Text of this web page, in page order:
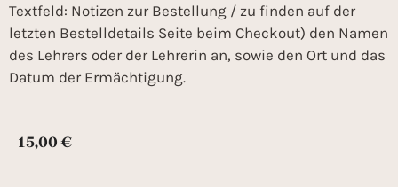
Textfeld: Notizen zur Bestellung / zu finden auf der
letzten Bestelldetails Seite beim Checkout) den Namen
des Lehrers oder der Lehrerin an, sowie den Ort und das
Datum der Ermächtigung.
15,00 €